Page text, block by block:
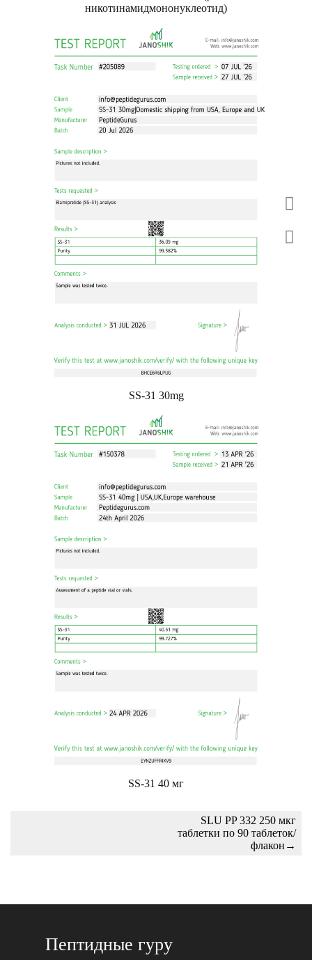
никотинамидмононуклеотид)
SS-31 30mg
SS-31 40 мг
SLU PP 332 250 мкг
таблетки по 90 таблеток/
флакон →
Пептидные гуру